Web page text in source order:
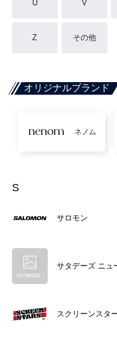
U V
Z その他
オリジナルブランド
ネノム
S
サロモン
サタデーズ ニュ
スクリーンスタ